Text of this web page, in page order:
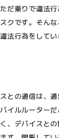
だ乗りで違法
クです。そん
法行為をして
との通信は、
イルルーター
、デバイスと